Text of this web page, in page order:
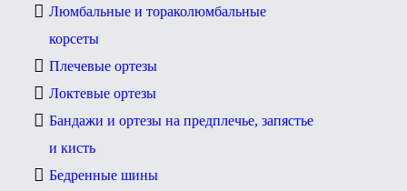
Люмбальные и тораколюмбальные
корсеты
Плечевые ортезы
Локтевые ортезы
Бандажи и ортезы на предплечье, запястье
и кисть
Бедренные шины